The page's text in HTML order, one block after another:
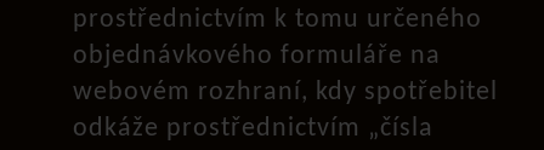
prostřednictvím k tomu určeného
objednávkového formuláře na
webovém rozhraní, kdy spotřebitel
odkáže prostřednictvím „čísla